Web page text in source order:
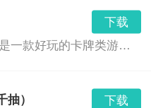
奏，刺激且紧张，这是
下载
契约战记(0氪首充)是一款好玩的卡牌类游戏，在这款游戏中玩家将感受到最酷炫的游戏画风，每个职业都有他的特殊之处，感受游戏中的剧情，依靠自己的策略为自己赢得战斗的胜利。
）
下载